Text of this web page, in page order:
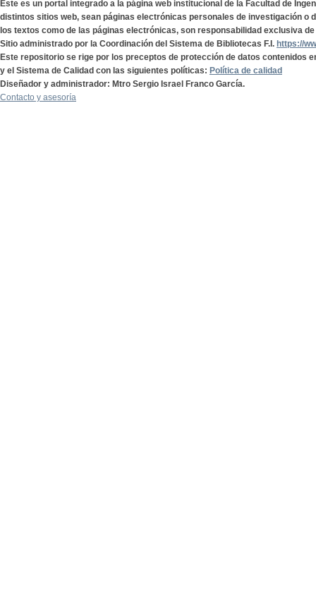
Este es un portal integrado a la página web institucional de la Facultad de
distintos sitios web, sean páginas electrónicas personales de investigación o
los textos como de las páginas electrónicas, son responsabilidad exclusiva
Sitio administrado por la Coordinación del Sistema de Bibliotecas F.I. https://
Este repositorio se rige por los preceptos de protección de datos contenidos
y el Sistema de Calidad con las siguientes políticas: Política de calidad
Diseñador y administrador: Mtro Sergio Israel Franco García.
Contacto y asesoría